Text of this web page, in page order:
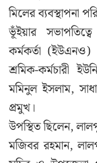
মিলের ব্যবস্থাপনা
ভূঁইয়ার
কর্মকর্তা
শ্রমিক-কর্মচারী
মমিনুল ইসলাম,
প্রমুখ।
উপস্থিত ছিলেন,
মজিবর রহমান,